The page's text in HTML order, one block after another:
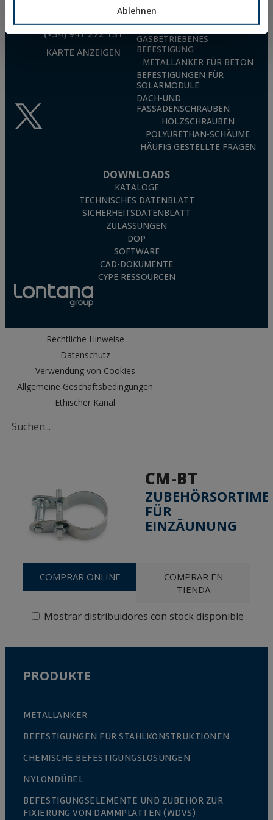
Ablehnen
info@indexfix.com
(+34) 941 272 131
KARTE ANZEIGEN
NYLON-UNIVERSALDÜBEL
TN4S
GASBETRIEBENES
BEFESTIGUNG
METALLANKER FÜR BETON
BEFESTIGUNGEN FÜR
SOLARMODULE
DACH-UND
FASSADENSCHRAUBEN
HOLZSCHRAUBEN
POLYURETHAN-SCHÄUME
HÄUFIG GESTELLTE FRAGEN
DOWNLOADS
KATALOGE
TECHNISCHES DATENBLATT
SICHERHEITSDATENBLATT
ZULASSUNGEN
DOP
SOFTWARE
CAD-DOKUMENTE
CYPE RESSOURCEN
Rechtliche Hinweise
Datenschutz
Verwendung von Cookies
Allgemeine Geschäftsbedingungen
Ethischer Kanal
CM-BT
FÜR
EINZÄUNUNG
COMPRAR ONLINE
COMPRAR EN
TIENDA
Mostrar distribuidores con stock disponible
PRODUKTE
METALLANKER
BEFESTIGUNGEN FÜR STAHLKONSTRUKTIONEN
CHEMISCHE BEFESTIGUNGSLÖSUNGEN
NYLONDÜBEL
BEFESTIGUNGSELEMENTE UND ZUBEHÖR ZUR
FIXIERUNG VON DÄMMPLATTEN (WDVS)